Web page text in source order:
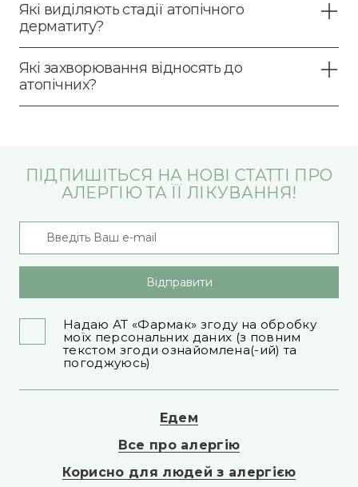
Які виділяють стадії атопічного
дерматиту?
Які захворювання відносять до
атопічних?
ПІДПИШІТЬСЯ НА НОВІ СТАТТІ ПРО
АЛЕРГІЮ ТА ЇЇ ЛІКУВАННЯ!
Відправити
Надаю АТ «Фармак» згоду на обробку
моїх персональних даних (з повним
текстом згоди ознайомлена(-ий) та
погоджуюсь)
Едем
Все про алергію
Корисно для людей з алергією